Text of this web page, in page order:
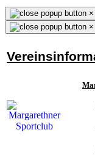
×
×